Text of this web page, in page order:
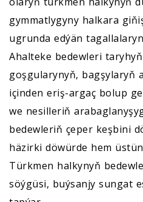
gymmatlygyny halkara
ugrunda edýän
Ahalteke bedewleri
goşgularynyň, bagşylaryň
içinden eriş-argaç bolup
we nesilleriň
bedewleriň çeper keşbini
häzirki döwürde hem
Türkmen halkynyň
söýgüsi, buýsanjy sungat